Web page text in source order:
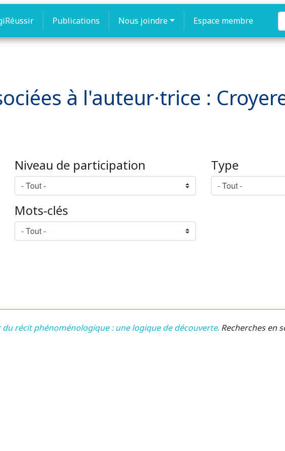
Publications Nous joindre Espace membre
à l'auteur·trice :
Niveau de participation Type
Mots-clés
récit phénoménologique : une logique de découverte. Recherches en